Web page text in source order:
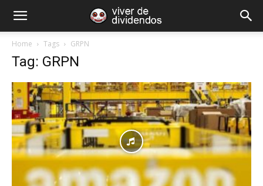
Home Tags GRPN
Tag: GRPN